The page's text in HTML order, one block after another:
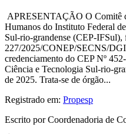
APRESENTAÇÃO O Comitê
Humanos do Instituto Federal
Sul-rio-grandense (CEP-
227/2025/CONEP/SECNS/
credenciamento do CEP Nº
Ciência e Tecnologia Sul-rio-
de 2025. Trata-se de órgão...
Registrado em: Propesp
Escrito por Coordenadoria de